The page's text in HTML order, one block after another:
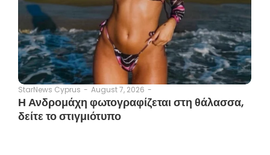
StarNews Cyprus - August 7, 2026 -
Η Ανδρομάχη φωτογραφίζεται στη θάλασσα,
δείτε το στιγμιότυπο